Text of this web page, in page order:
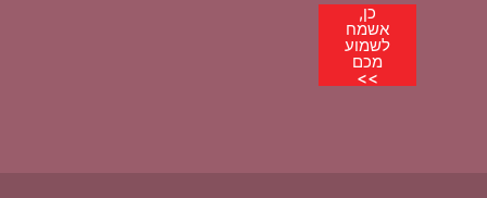
כן,
אשמח
לשמוע
מכם
>>